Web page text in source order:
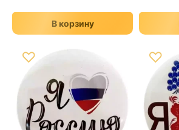
В корзину
♡ ♡